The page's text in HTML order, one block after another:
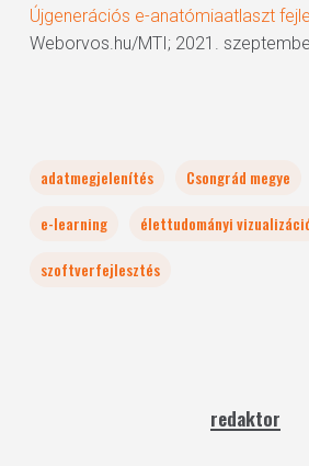
Újgenerációs e-anatómiaatlaszt
Weborvos.hu/MTI; 2021.
adatmegjelenítés Csongrád megye
e-learning
élettudományi
szoftverfejlesztés
redaktor